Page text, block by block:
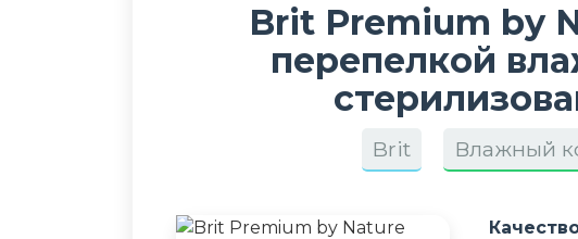
Brit Premium by
перепелкой
Brit Влажный